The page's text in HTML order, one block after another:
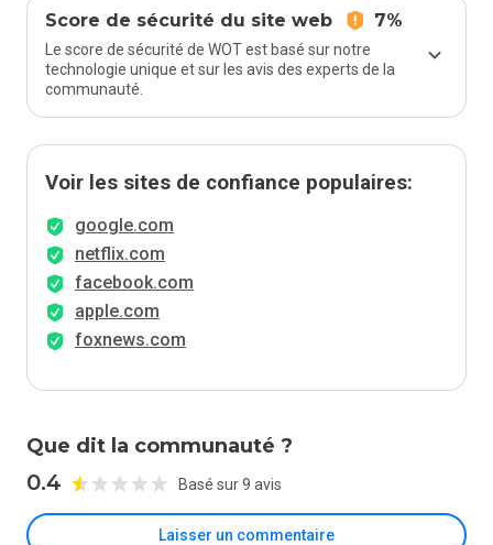
Score de sécurité du site web 7%
Le score de sécurité de WOT est basé sur notre
technologie unique et sur les avis des experts de la
communauté.
Voir les sites de confiance populaires:
google.com
netflix.com
facebook.com
apple.com
foxnews.com
Que dit la communauté ?
0.4 Basé sur 9 avis
Laisser un commentaire